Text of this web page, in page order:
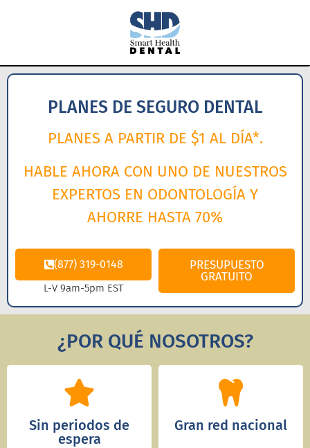
PLANES DE SEGURO DENTAL
PLANES A PARTIR DE $1 AL DÍA*.
HABLE AHORA CON UNO DE NUESTROS
EXPERTOS EN ODONTOLOGÍA Y
AHORRE HASTA 70%
(877) 319-0148
L-V 9am-5pm EST
PRESUPUESTO
GRATUITO
¿POR QUÉ NOSOTROS?
Sin periodos de
espera
Gran red nacional